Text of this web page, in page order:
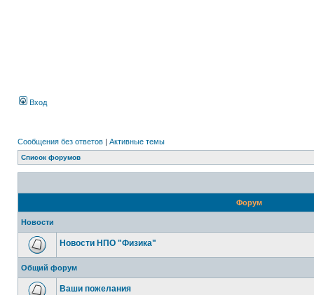
Вход
Сообщения без ответов | Активные темы
Список форумов
Форум
Новости
Новости НПО "Физика"
Общий форум
Ваши пожелания